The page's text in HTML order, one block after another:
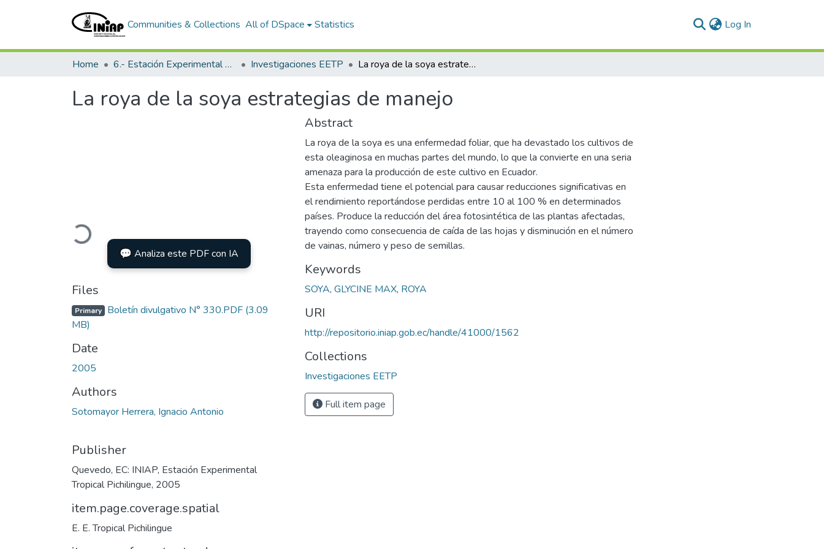
Communities & Collections All of DSpace Statistics Log In
Home 6.- Estación Experimental Tropical Pichilingue Investigaciones EETP La roya de la soya estrategias de manejo
La roya de la soya estrategias de manejo
Loading...
💬 Analiza este PDF con IA
Files
Primary Boletín divulgativo N° 330.PDF (3.09
MB)
Date
2005
Authors
Sotomayor Herrera, Ignacio Antonio
Publisher
Quevedo, EC: INIAP, Estación Experimental
Tropical Pichilingue, 2005
item.page.coverage.spatial
E. E. Tropical Pichilingue
Abstract
La roya de la soya es una enfermedad foliar, que ha devastado los cultivos de
esta oleaginosa en muchas partes del mundo, lo que la convierte en una seria
amenaza para la producción de este cultivo en Ecuador.
Esta enfermedad tiene el potencial para causar reducciones significativas en
el rendimiento reportándose perdidas entre 10 al 100 % en determinados
países. Produce la reducción del área fotosintética de las plantas afectadas,
trayendo como consecuencia de caída de las hojas y disminución en el número
de vainas, número y peso de semillas.
Keywords
SOYA, GLYCINE MAX, ROYA
URI
http://repositorio.iniap.gob.ec/handle/41000/1562
Collections
Investigaciones EETP
Full item page